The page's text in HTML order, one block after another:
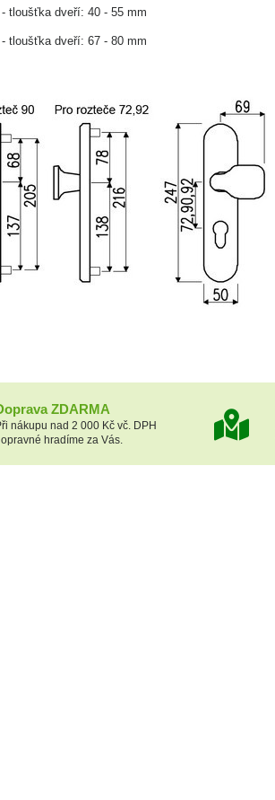
tloušťka dveří: 40 - 55 mm
tloušťka dveří: 67 - 80 mm
ZDARMA
nákupu nad 2 000 Kč vč. DPH
hradíme za Vás.